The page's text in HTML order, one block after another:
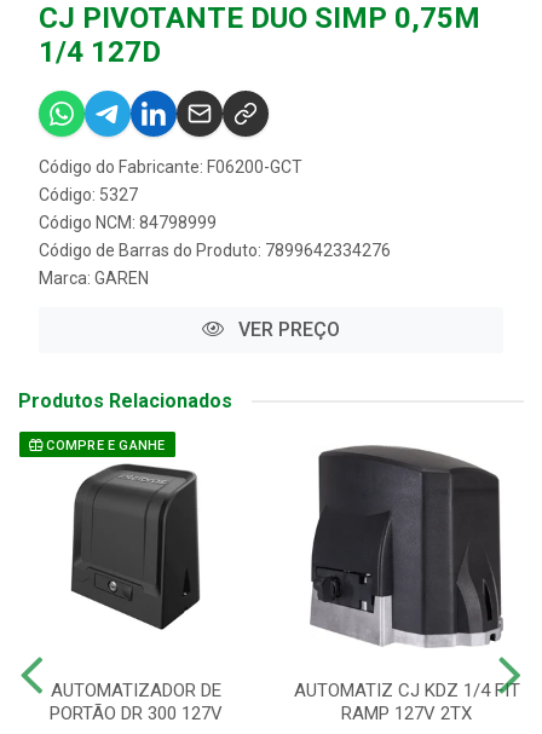
CJ PIVOTANTE DUO SIMP 0,75M
1/4 127D
Código do Fabricante: F06200-GCT
Código: 5327
Código NCM: 84798999
Código de Barras do Produto: 7899642334276
Marca: GAREN
VER PREÇO
Produtos Relacionados
COMPRE E GANHE
AUTOMATIZADOR DE
PORTÃO DR 300 127V
AUTOMATIZ CJ KDZ 1/4 FIT
RAMP 127V 2TX